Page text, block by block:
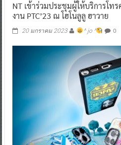
NT เข้าร่วมประชุมผู้ให้บริการโ
งาน PTC’23 ณ โฮโนลูลู ฮาวาย
20 มกราคม 2023 ^ jo ^ 0